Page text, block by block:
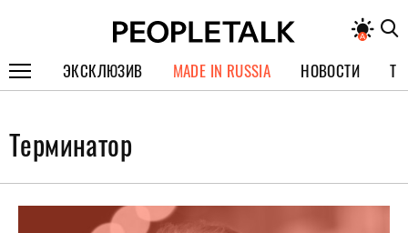
ЭКСКЛЮЗИВ
СПЕЦПРОЕКТЫ
ИНТЕРВЬЮ
ПОКОЛЕНИЕ
MADE IN RUSSIA НОВОСТИ
Терминатор